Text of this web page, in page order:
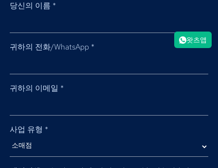
당신의 이름 *
귀하의 전화/WhatsApp *
귀하의 이메일 *
사업 유형 *
왓츠앱